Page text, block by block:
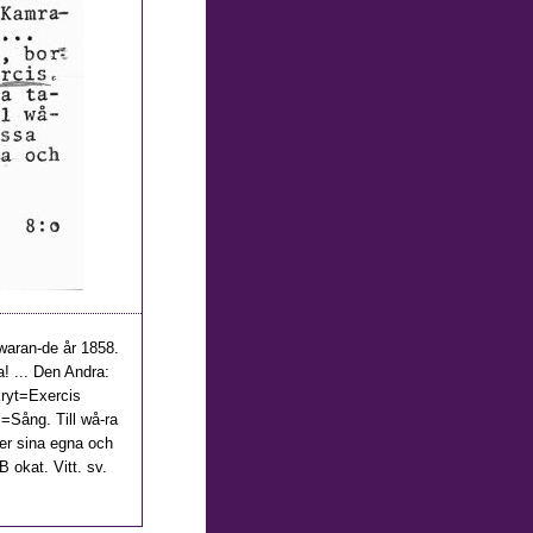
de år 1858.
... Den Andra:
Till wå-ra
sina egna och
okat. Vitt. sv.